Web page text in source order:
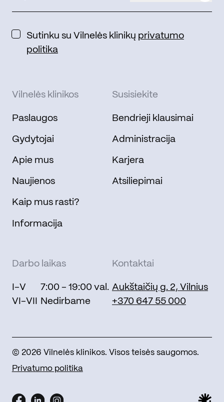
Sutinku su Vilnelės klinikų privatumo
politika
Vilnelės klinikos
Paslaugos
Gydytojai
Apie mus
Naujienos
Kaip mus rasti?
Informacija
Susisiekite
Bendrieji klausimai
Administracija
Karjera
Atsiliepimai
Darbo laikas
I-V
7:00 - 19:00 val.
VI-VII
Nedirbame
Kontaktai
Aukštaičių g. 2, Vilnius
+370 647 55 000
© 2026 Vilnelės klinikos. Visos teisės saugomos.
Privatumo politika